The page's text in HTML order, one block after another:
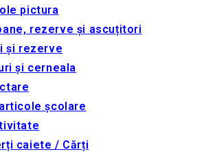
pictura
rezerve și ascuțitori
și rezerve
și cerneala
școlare
caiete / Cărți